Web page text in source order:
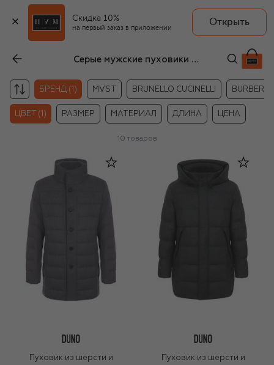
Скидка 10%
на первый заказ в приложении
Открыть
Серые мужские пуховики Duno
БРЕНД (1) MVST BRUNELLO CUCINELLI
ЦВЕТ (1) РАЗМЕР МАТЕРИАЛ ДЛИНА ЦЕНА
10 товаров
Пуховик из шерсти и
Пуховик из шерсти и